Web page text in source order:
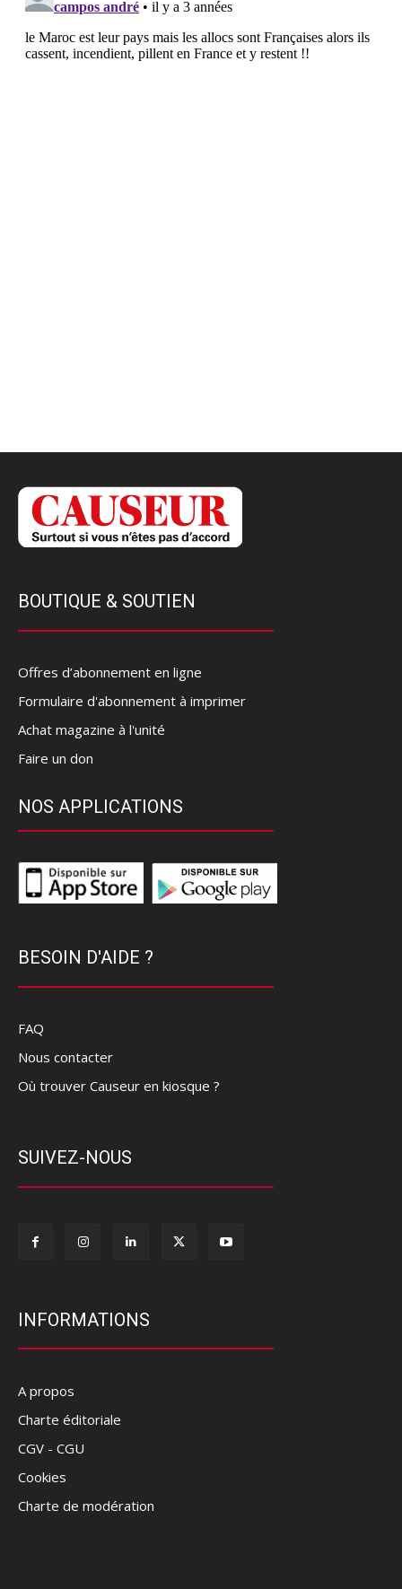
BOUTIQUE & SOUTIEN
Offres d’abonnement en ligne
Formulaire d'abonnement à imprimer
Achat magazine à l'unité
Faire un don
NOS APPLICATIONS
BESOIN D'AIDE ?
FAQ
Nous contacter
Où trouver Causeur en kiosque ?
SUIVEZ-NOUS
INFORMATIONS
A propos
Charte éditoriale
CGV - CGU
Cookies
Charte de modération